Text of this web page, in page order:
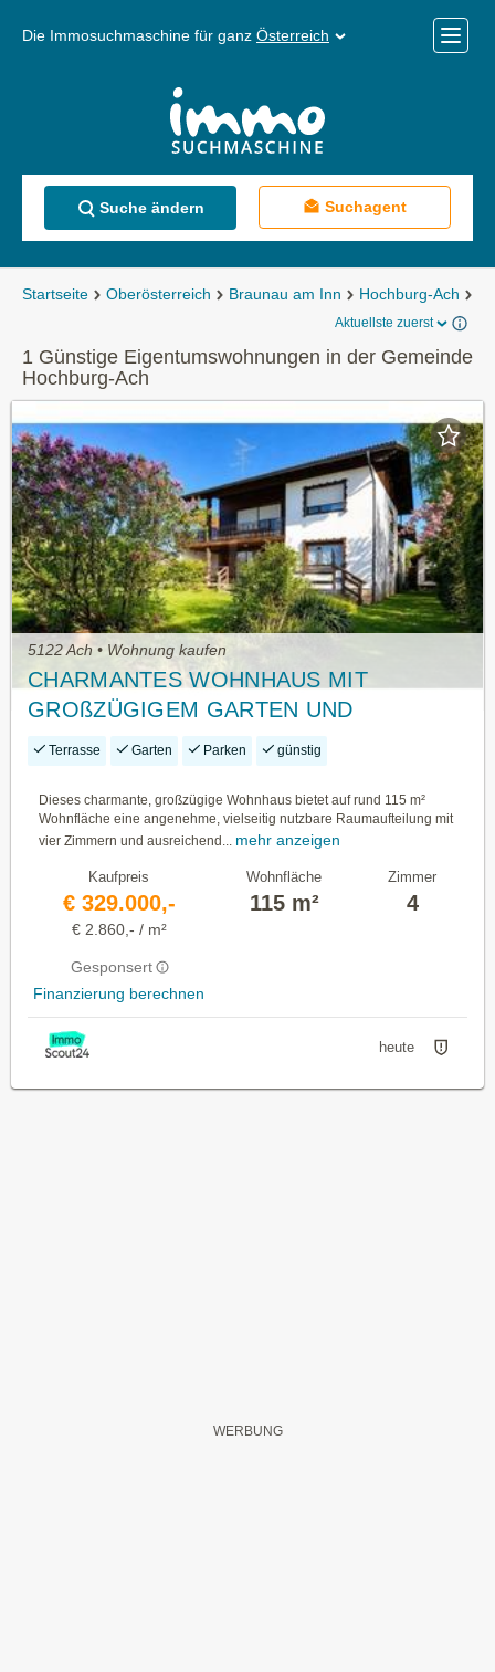
Die Immosuchmaschine für ganz Österreich
Menü
Suche ändern Suchagent
Startseite Oberösterreich Braunau am Inn Hochburg-Ach
Aktuellste zuerst
1 Günstige Eigentumswohnungen in der Gemeinde
Hochburg-Ach
5122 Ach • Wohnung kaufen
CHARMANTES WOHNHAUS MIT
GROßZÜGIGEM GARTEN UND
ÜBERDACHTER TERRASSE
Terrasse Garten Parken günstig
Dieses charmante, großzügige Wohnhaus bietet auf rund 115 m²
Wohnfläche eine angenehme, vielseitig nutzbare Raumaufteilung mit
vier Zimmern und ausreichend...
mehr anzeigen
Kaufpreis
€ 329.000,-
€ 2.860,- / m²
Gesponsert
Finanzierung berechnen
Wohnfläche
115 m²
Zimmer
4
heute